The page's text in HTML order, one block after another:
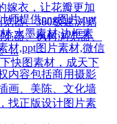
嫁衣，让花瓣更加
器、360极速浏览
器、枫树浏览器、
...
师提供png图片,ppt
,水墨素材,边框素
材,ppt图片素材,微信
快图素材，成天下
内容包括商用摄影
画、美陈、文化墙
找正版设计图片素